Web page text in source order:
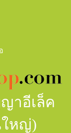
าอีเล็ค
หญ่)